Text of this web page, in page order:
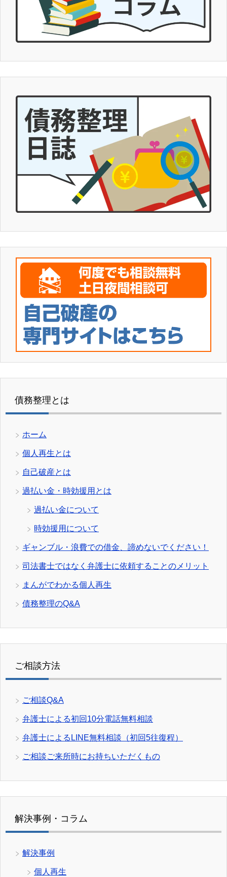
債務整理とは
ホーム
個人再生とは
自己破産とは
過払い金・時効援用とは
過払い金について
時効援用について
ギャンブル・浪費での借金、諦めないでください！
司法書士ではなく弁護士に依頼することのメリット
まんがでわかる個人再生
債務整理のQ&A
ご相談方法
ご相談Q&A
弁護士による初回10分電話無料相談
弁護士によるLINE無料相談（初回5往復程）
ご相談ご来所時にお持ちいただくもの
解決事例・コラム
解決事例
個人再生